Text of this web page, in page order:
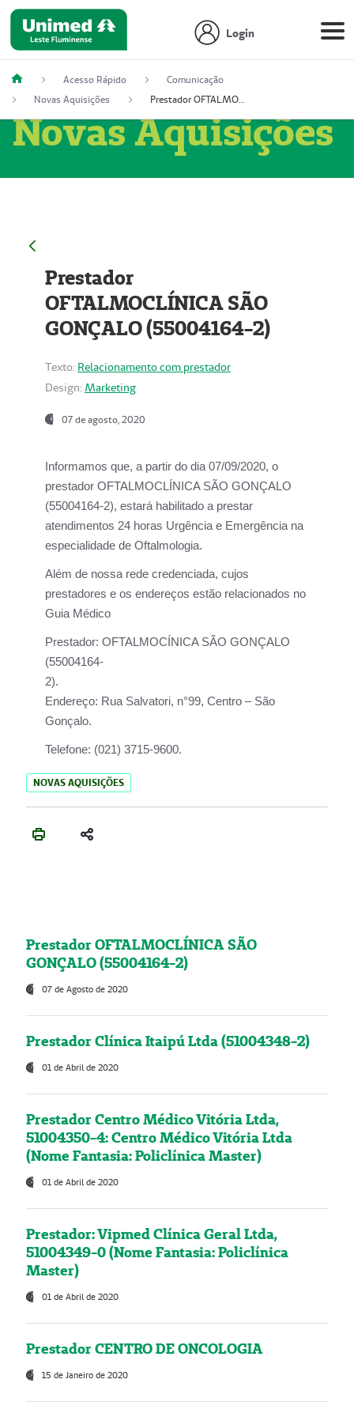
Login
Acesso Rápido
Comunicação
Novas Aquisições
Prestador OFTALMOCLÍNICA SÃO GONÇALO (55004164-2)
Novas Aquisições
Prestador
OFTALMOCLÍNICA SÃO
GONÇALO (55004164-2)
Texto: Relacionamento com prestador
Design: Marketing
07 de agosto, 2020
Informamos que, a partir do dia 07/09/2020, o
prestador OFTALMOCLÍNICA SÃO GONÇALO
(55004164-2), estará habilitado a prestar
atendimentos 24 horas Urgência e Emergência na
especialidade de Oftalmologia.
Além de nossa rede credenciada, cujos
prestadores e os endereços estão relacionados no
Guia Médico
Prestador: OFTALMOCÍNICA SÃO GONÇALO
(55004164-
2).
Endereço: Rua Salvatori, n°99, Centro – São
Gonçalo.
Telefone: (021) 3715-9600.
NOVAS AQUISIÇÕES
Prestador OFTALMOCLÍNICA SÃO
GONÇALO (55004164-2)
07 de Agosto de 2020
Prestador Clínica Itaipú Ltda (51004348-2)
01 de Abril de 2020
Prestador Centro Médico Vitória Ltda,
51004350-4: Centro Médico Vitória Ltda
(Nome Fantasia: Policlínica Master)
01 de Abril de 2020
Prestador: Vipmed Clínica Geral Ltda,
51004349-0 (Nome Fantasia: Policlínica
Master)
01 de Abril de 2020
Prestador CENTRO DE ONCOLOGIA
15 de Janeiro de 2020